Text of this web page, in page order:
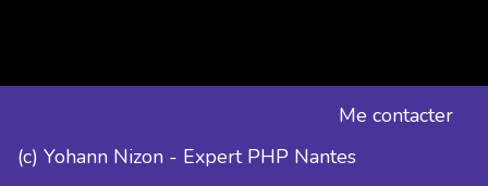
Me contacter
(c) Yohann Nizon - Expert PHP Nantes